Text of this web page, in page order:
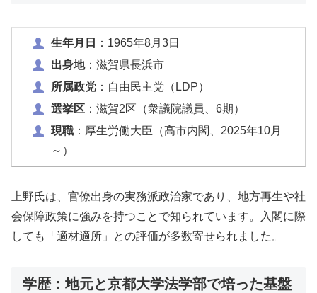
生年月日
：1965年8月3日
出身地：滋賀県長浜市
所属政党：自由民主党（LDP）
選挙区：滋賀2区（衆議院議員、6期）
現職：厚生労働大臣（高市内閣、2025年10月
～）
上野氏は、官僚出身の実務派政治家であり、地方再生や社
会保障政策に強みを持つことで知られています。入閣に際
しても「適材適所」との評価が多数寄せられました。
学歴：地元と京都大学法学部で培った基盤